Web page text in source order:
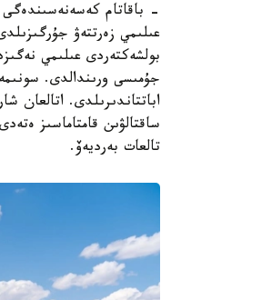
- باقاتام كەسەنەسىندەگى
عىلىمي زەرتتەۋ
بولشەكتەردى عىلىمي
جۇمىسى ورىندالدى.
اباتتاندىرىلدى. اتالعان
ساقتالۋىن قامتاماسىز
تالعات بەرديەۆ.